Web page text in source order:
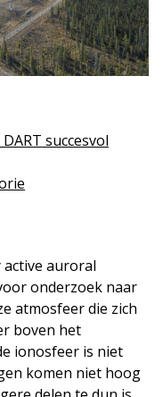
succesvol
active auroral
onderzoek naar
atmosfeer die zich
boven het
ionosfeer is niet
komen niet hoog